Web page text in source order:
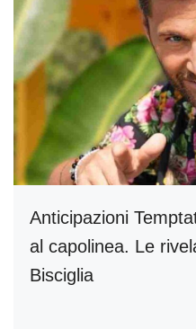
Anticipazioni
al capolinea. Le
Bisciglia